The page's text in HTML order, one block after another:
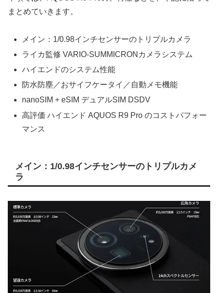
まとめていきます。
メイン：1/0.98インチセンサーのトリプルカメラ
ライカ監修 VARIO-SUMMICRONカメラシステム
ハイエンドのシステム性能
防水防塵／おサイフケータイ／自動メモ機能
nanoSIM + eSIM デュアルSIM DSDV
高評価 ハイエンド AQUOS R9 Pro のコストパフォー
マンス
メイン：1/0.98インチセンサーのトリプルカメ
ラ